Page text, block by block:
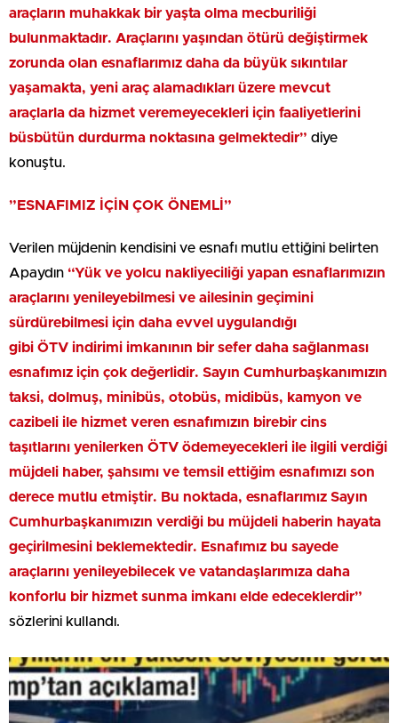
araçların muhakkak bir yaşta olma mecburiliği
bulunmaktadır. Araçlarını yaşından ötürü değiştirmek
zorunda olan esnaflarımız daha da büyük sıkıntılar
yaşamakta, yeni araç alamadıkları üzere mevcut
araçlarla da hizmet veremeyecekleri için faaliyetlerini
büsbütün durdurma noktasına gelmektedir” diye
konuştu.
”ESNAFIMIZ İÇİN ÇOK ÖNEMLİ”
Verilen müjdenin kendisini ve esnafı mutlu ettiğini belirten
Apaydın “Yük ve yolcu nakliyeciliği yapan esnaflarımızın
araçlarını yenileyebilmesi ve ailesinin geçimini
sürdürebilmesi için daha evvel uygulandığı
gibi ÖTV indirimi imkanının bir sefer daha sağlanması
esnafımız için çok değerlidir. Sayın Cumhurbaşkanımızın
taksi, dolmuş, minibüs, otobüs, midibüs, kamyon ve
cazibeli ile hizmet veren esnafımızın birebir cins
taşıtlarını yenilerken ÖTV ödemeyecekleri ile ilgili verdiği
müjdeli haber, şahsımı ve temsil ettiğim esnafımızı son
derece mutlu etmiştir. Bu noktada, esnaflarımız Sayın
Cumhurbaşkanımızın verdiği bu müjdeli haberin hayata
geçirilmesini beklemektedir. Esnafımız bu sayede
araçlarını yenileyebilecek ve vatandaşlarımıza daha
konforlu bir hizmet sunma imkanı elde edeceklerdir”
sözlerini kullandı.